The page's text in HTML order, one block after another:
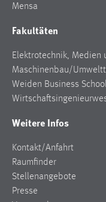
Mensa
Fakultäten
Elektrotechnik, Medien
Maschinenbau/
Weiden Business School
Weitere Infos
Kontakt/Anfahrt
Raumfinder
Stellenangebote
Presse